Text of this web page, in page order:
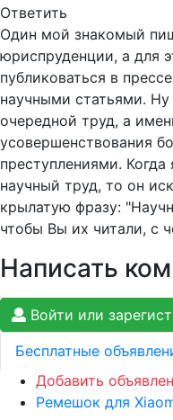
Ответить
Один мой знакомый
юриспруденции, а для
публиковаться в
научными статьями.
очередной труд, а
усовершенствования
преступлениями.
научный труд, то он
крылатую фразу:
чтобы Вы их читали, с
Написать
Войти или
Бесплатные
Добавить
Ремешок для